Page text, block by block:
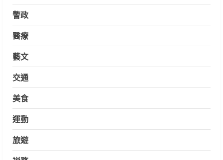
警政
醫療
藝文
交通
美食
運動
旅遊